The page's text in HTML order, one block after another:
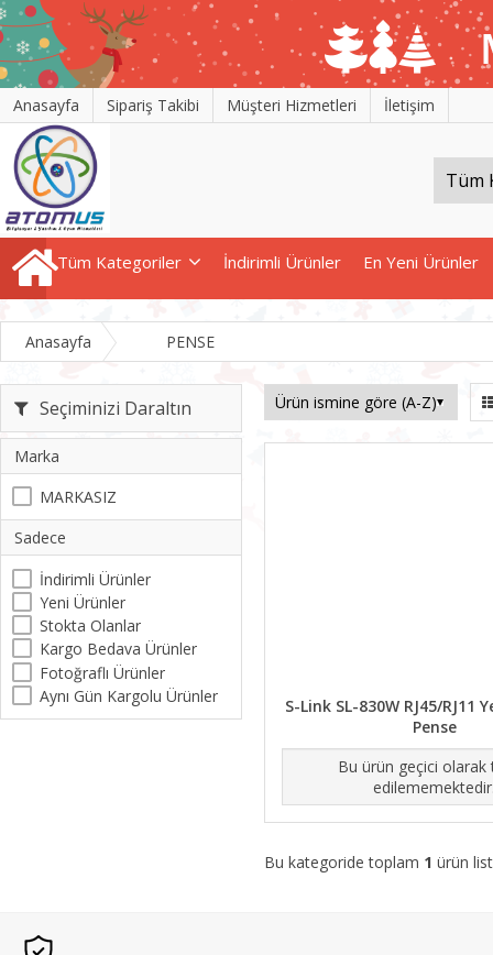
Anasayfa Sipariş Takibi Müşteri Hizmetleri İletişim
Tüm Kategoriler İndirimli Ürünler En Yeni Ürünler
Anasayfa PENSE
Seçiminizi Daraltın
Marka
MARKASIZ
Sadece
İndirimli Ürünler
Yeni Ürünler
Stokta Olanlar
Kargo Bedava Ürünler
Fotoğraflı Ürünler
Aynı Gün Kargolu Ürünler
S-Link SL-830W RJ45/RJ11
Pense
Bu ürün geçici olarak
Bu kategoride toplam 1 ürün